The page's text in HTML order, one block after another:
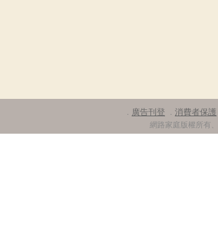
廣告刊登 消費者保護
網路家庭版權所有